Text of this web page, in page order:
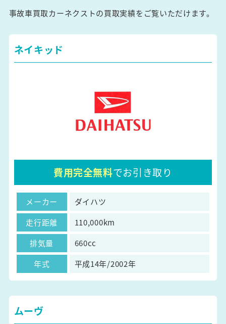
事故車買取カーネクストの買取実績をご覧いただけます。
ネイキッド
費用完全無料でお引き取り
メーカー
ダイハツ
走行距離
110,000km
排気量
660cc
年式
平成14年/2002年
ムーヴ